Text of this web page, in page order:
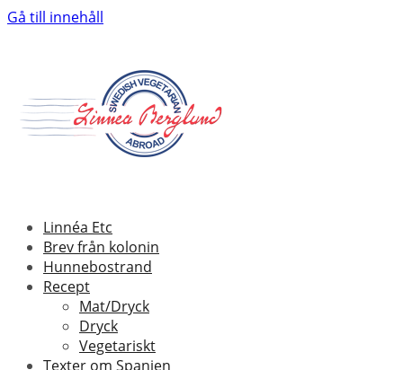
Gå till innehåll
Linnéa Etc
Brev från kolonin
Hunnebostrand
Recept
Mat/Dryck
Dryck
Vegetariskt
Texter om Spanien